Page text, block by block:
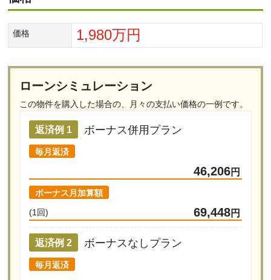
価格 1,980万円
ローンシミュレーション
この物件を購入した場合の、 月々の支払い価格の一例です。
返済例 1 ボーナス併用プラン
毎月返済
46,206円
ボーナス月加算額
(1回)
69,448円
返済例 2 ボーナスなしプラン
毎月返済